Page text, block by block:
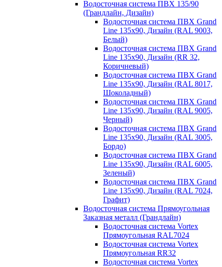
Водосточная система ПВХ 135/90
(Грандлайн, Дизайн)
Водосточная система ПВХ Grand
Line 135х90, Дизайн (RAL 9003,
Белый)
Водосточная система ПВХ Grand
Line 135х90, Дизайн (RR 32,
Коричневый)
Водосточная система ПВХ Grand
Line 135х90, Дизайн (RAL 8017,
Шоколадный)
Водосточная система ПВХ Grand
Line 135х90, Дизайн (RAL 9005,
Черный)
Водосточная система ПВХ Grand
Line 135х90, Дизайн (RAL 3005,
Бордо)
Водосточная система ПВХ Grand
Line 135х90, Дизайн (RAL 6005,
Зеленый)
Водосточная система ПВХ Grand
Line 135х90, Дизайн (RAL 7024,
Графит)
Водосточная система Прямоугольная
Заказная металл (Грандлайн)
Водосточная система Vortex
Прямоугольная RAL7024
Водосточная система Vortex
Прямоугольная RR32
Водосточная система Vortex